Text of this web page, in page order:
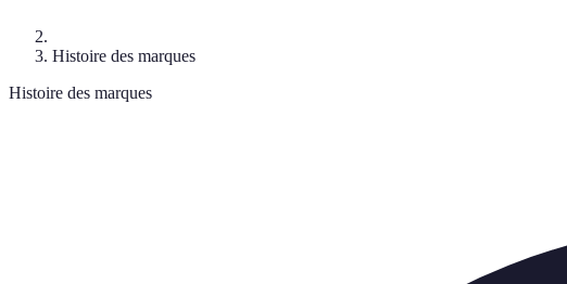
Histoire des marques
Histoire des marques